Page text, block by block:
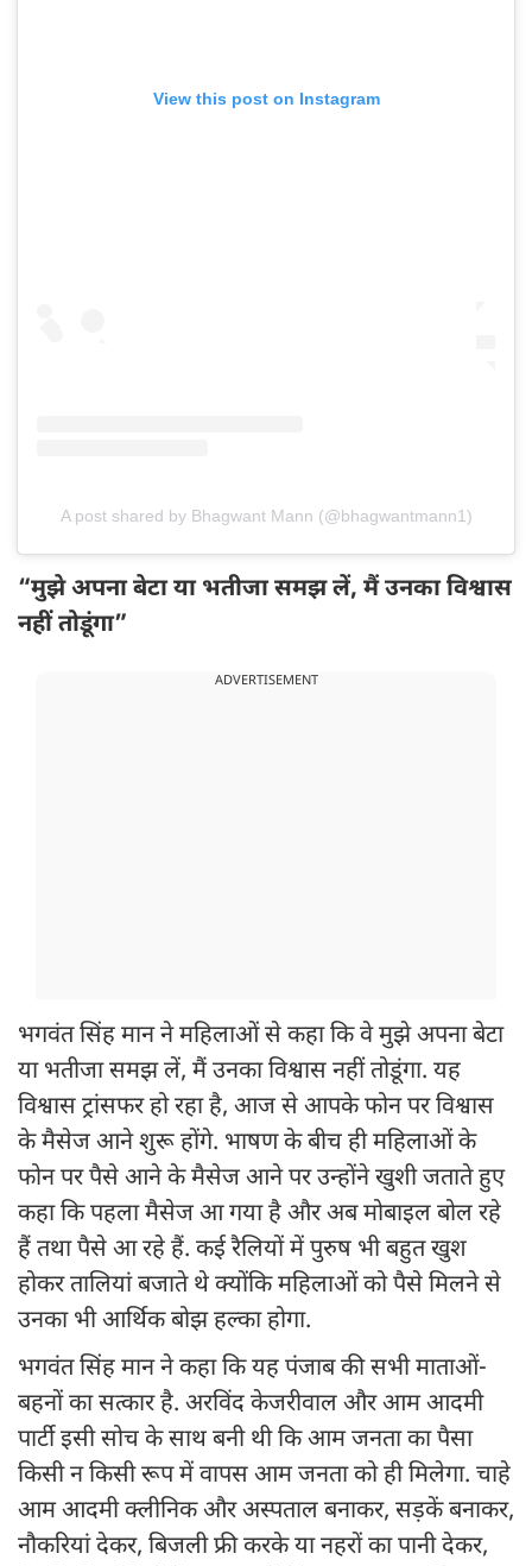
View this post on Instagram
A post shared by Bhagwant Mann (@bhagwantmann1)
“मुझे अपना बेटा या भतीजा समझ लें, मैं उनका विश्वास
नहीं तोडूंगा”
ADVERTISEMENT
भगवंत सिंह मान ने महिलाओं से कहा कि वे मुझे अपना बेटा
या भतीजा समझ लें, मैं उनका विश्वास नहीं तोडूंगा. यह
विश्वास ट्रांसफर हो रहा है, आज से आपके फोन पर विश्वास
के मैसेज आने शुरू होंगे. भाषण के बीच ही महिलाओं के
फोन पर पैसे आने के मैसेज आने पर उन्होंने खुशी जताते हुए
कहा कि पहला मैसेज आ गया है और अब मोबाइल बोल रहे
हैं तथा पैसे आ रहे हैं. कई रैलियों में पुरुष भी बहुत खुश
होकर तालियां बजाते थे क्योंकि महिलाओं को पैसे मिलने से
उनका भी आर्थिक बोझ हल्का होगा.
भगवंत सिंह मान ने कहा कि यह पंजाब की सभी माताओं-
बहनों का सत्कार है. अरविंद केजरीवाल और आम आदमी
पार्टी इसी सोच के साथ बनी थी कि आम जनता का पैसा
किसी न किसी रूप में वापस आम जनता को ही मिलेगा. चाहे
आम आदमी क्लीनिक और अस्पताल बनाकर, सड़कें बनाकर,
नौकरियां देकर, बिजली फ्री करके या नहरों का पानी देकर,